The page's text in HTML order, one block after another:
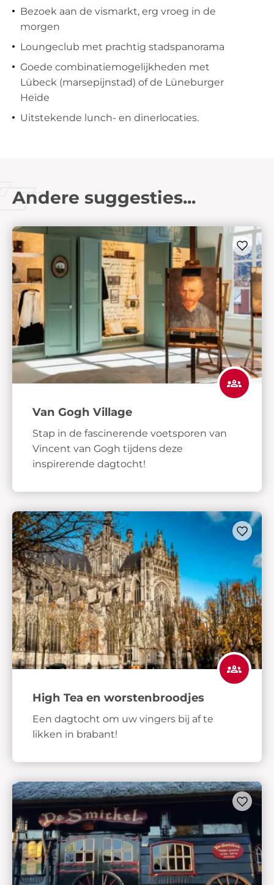
Bezoek aan de vismarkt, erg vroeg in de
morgen
Loungeclub met prachtig stadspanorama
Goede combinatiemogelijkheden met
Lübeck (marsepijnstad) of de Lüneburger
Heide
Uitstekende lunch- en dinerlocaties.
Andere suggesties...
Van Gogh Village
Stap in de fascinerende voetsporen van
Vincent van Gogh tijdens deze
inspirerende dagtocht!
High Tea en worstenbroodjes
Een dagtocht om uw vingers bij af te
likken in brabant!